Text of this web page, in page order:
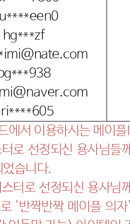
hg***zf
에서 이용하시는 메이플
로 선정되신 용사님들
습니다.
터로 선정되신 용사님
'반짝반짝 메이플 의자